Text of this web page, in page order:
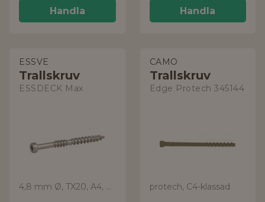
Handla Handla
ESSVE
Trallskruv
ESSDECK Max
4,8 mm Ø, TX20, A4, 250-pack
CAMO
Trallskruv
Edge Protech 345144
protech, C4-klassad